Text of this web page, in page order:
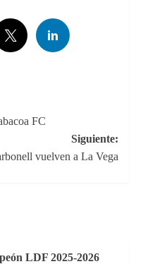
FC
Siguiente:
vuelven a La Vega
LDF 2025-2026